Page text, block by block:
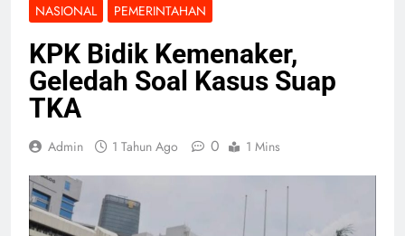
NASIONAL
PEMERINTAHAN
KPK Bidik Kemenaker,
Geledah Soal Kasus Suap
TKA
Admin 1 Tahun Ago 0 1 Mins